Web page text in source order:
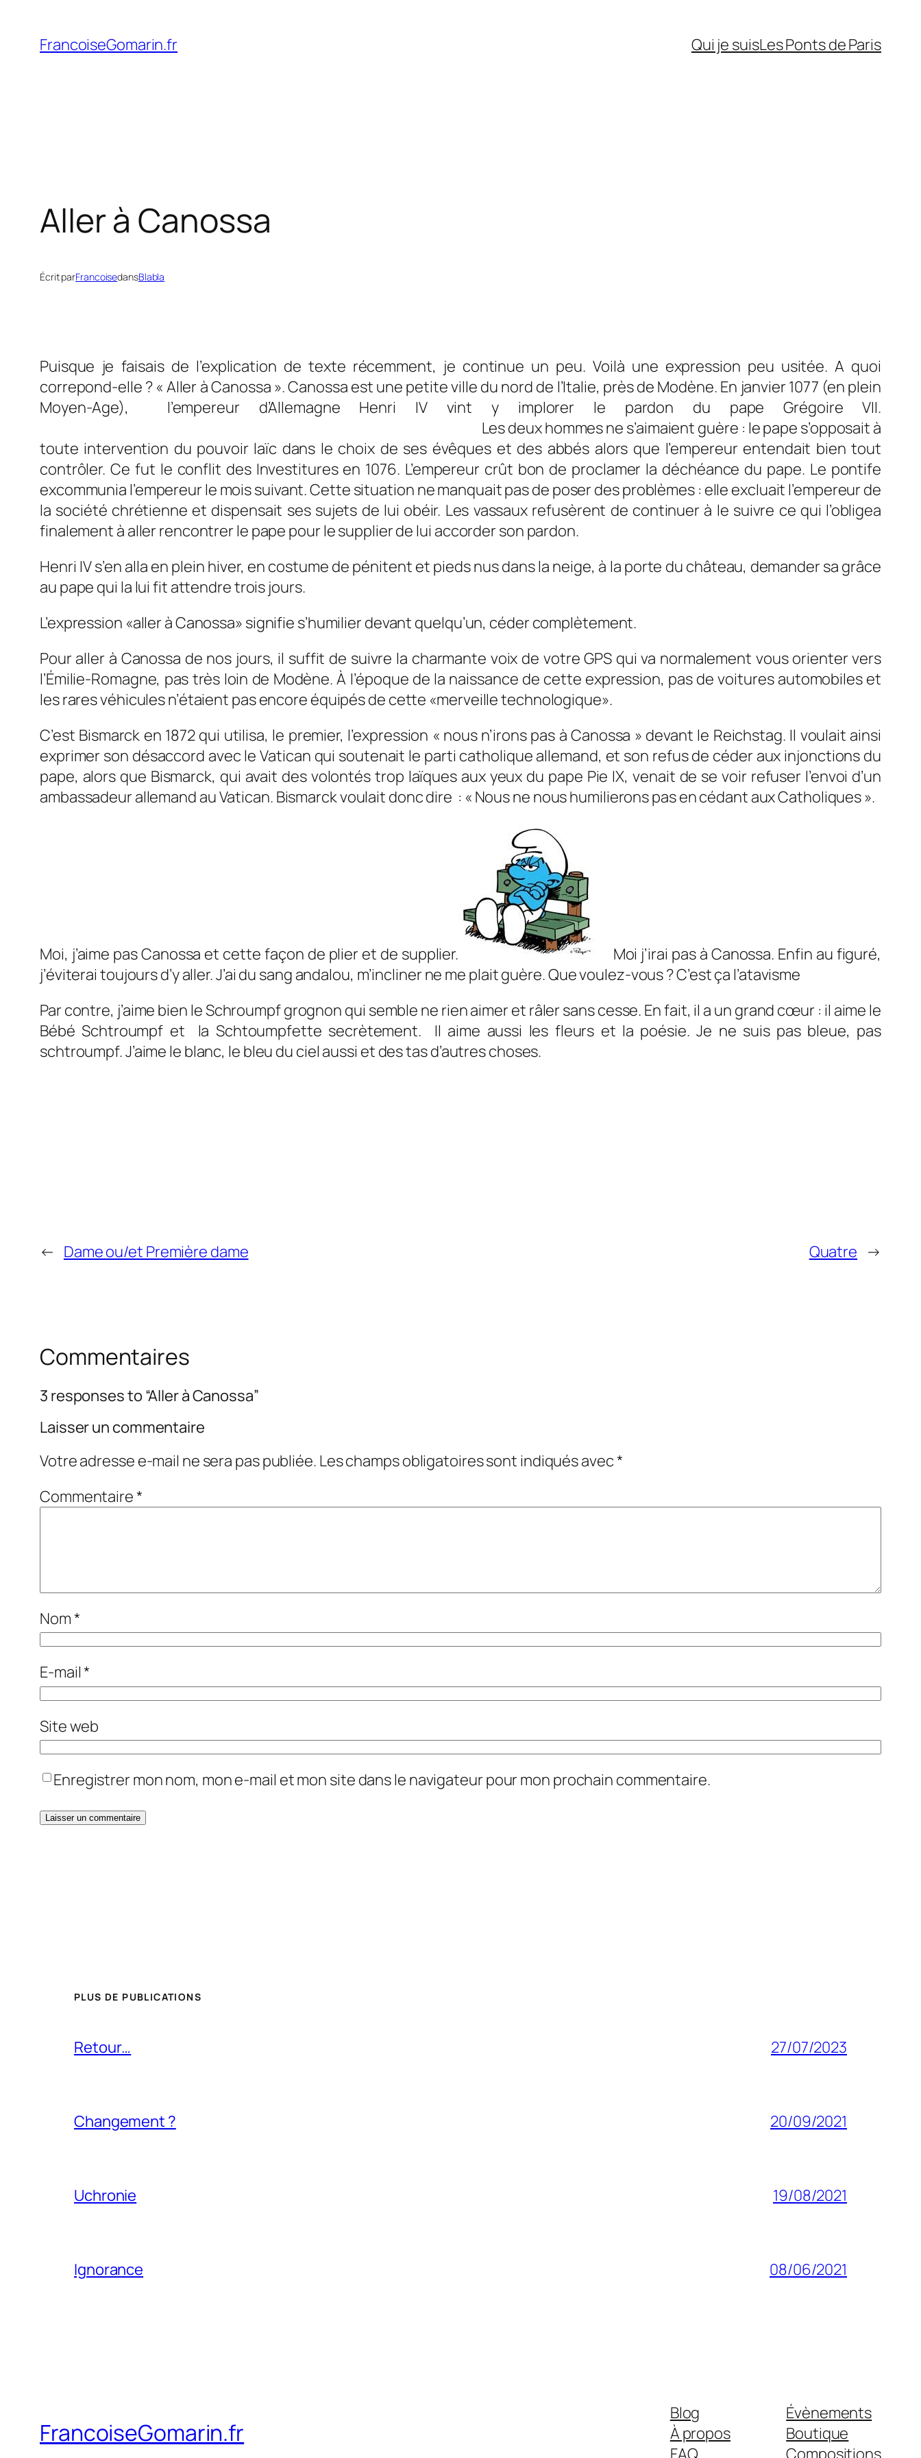
contenu
FrancoiseGomarin.fr Qui je suisLes Ponts de Paris
Aller à Canossa
Écrit parFrancoisedansBlabla
Puisque je faisais de l’explication de texte récemment, je continue un peu. Voilà une expression peu usitée. A quoi
correpond-elle ? « Aller à Canossa ». Canossa est une petite ville du nord de l’Italie, près de Modène. En janvier 1077 (en plein
Moyen-Age), l’empereur d’Allemagne Henri IV vint y implorer le pardon du pape Grégoire VII.
Les deux hommes ne s’aimaient guère : le pape s’opposait à
toute intervention du pouvoir laïc dans le choix de ses évêques et des abbés alors que l’empereur entendait bien tout
contrôler. Ce fut le conflit des Investitures en 1076. L’empereur crût bon de proclamer la déchéance du pape. Le pontife
excommunia l’empereur le mois suivant. Cette situation ne manquait pas de poser des problèmes : elle excluait l’empereur de
la société chrétienne et dispensait ses sujets de lui obéir. Les vassaux refusèrent de continuer à le suivre ce qui l’obligea
finalement à aller rencontrer le pape pour le supplier de lui accorder son pardon.
Henri IV s’en alla en plein hiver, en costume de pénitent et pieds nus dans la neige, à la porte du château, demander sa grâce
au pape qui la lui fit attendre trois jours.
L’expression «aller à Canossa» signifie s’humilier devant quelqu’un, céder complètement.
Pour aller à Canossa de nos jours, il suffit de suivre la charmante voix de votre GPS qui va normalement vous orienter vers
l’Émilie-Romagne, pas très loin de Modène. À l’époque de la naissance de cette expression, pas de voitures automobiles et
les rares véhicules n’étaient pas encore équipés de cette «merveille technologique».
C’est Bismarck en 1872 qui utilisa, le premier, l’expression « nous n’irons pas à Canossa » devant le Reichstag. Il voulait ainsi
exprimer son désaccord avec le Vatican qui soutenait le parti catholique allemand, et son refus de céder aux injonctions du
pape, alors que Bismarck, qui avait des volontés trop laïques aux yeux du pape Pie IX, venait de se voir refuser l’envoi d’un
ambassadeur allemand au Vatican. Bismarck voulait donc dire : « Nous ne nous humilierons pas en cédant aux Catholiques ».
Moi, j’aime pas Canossa et cette façon de plier et de supplier.
Moi j’irai pas à Canossa. Enfin au figuré,
j’éviterai toujours d’y aller. J’ai du sang andalou, m’incliner ne me plait guère. Que voulez-vous ? C’est ça l’atavisme
Par contre, j’aime bien le Schroumpf grognon qui semble ne rien aimer et râler sans cesse. En fait, il a un grand cœur : il aime le
Bébé Schtroumpf et la Schtoumpfette secrètement. Il aime aussi les fleurs et la poésie. Je ne suis pas bleue, pas
schtroumpf. J’aime le blanc, le bleu du ciel aussi et des tas d’autres choses.
← Dame ou/et Première dame Quatre →
Commentaires
3 responses to “Aller à Canossa”
Laisser un commentaire
Votre adresse e-mail ne sera pas publiée. Les champs obligatoires sont indiqués avec*
Commentaire*
Nom*
E-mail*
Site web
Enregistrer mon nom, mon e-mail et mon site dans le navigateur pour mon prochain commentaire.
PLUS DE PUBLICATIONS
Retour… 27/07/2023
Changement ? 20/09/2021
Uchronie 19/08/2021
Ignorance 08/06/2021
FrancoiseGomarin.fr
Blog
À propos
FAQ
Évènements
Boutique
Compositions